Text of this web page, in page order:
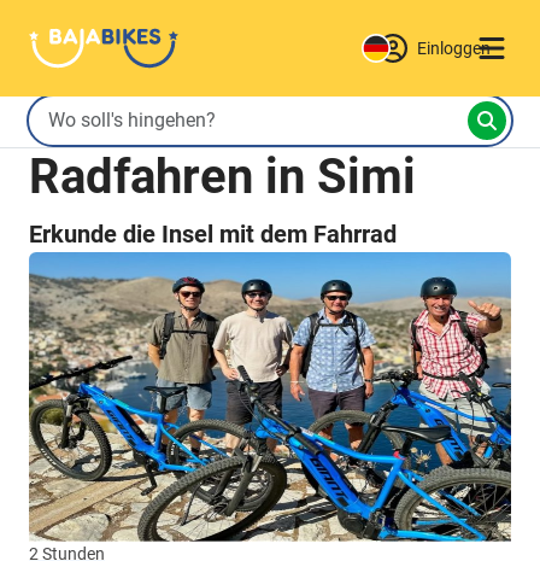
Einloggen
Radfahren in Simi
Erkunde die Insel mit dem Fahrrad
2 Stunden